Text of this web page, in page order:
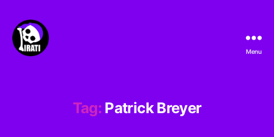
Menu
Tag: Patrick Breyer